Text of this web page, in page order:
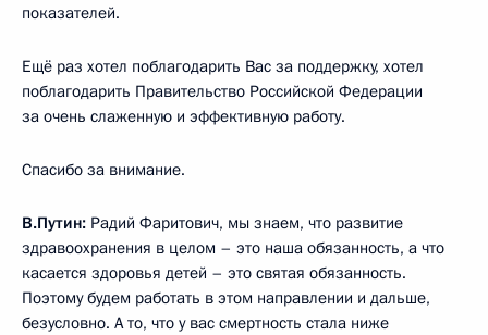
показателей.
Ещё раз хотел поблагодарить Вас за поддержку, хотел
поблагодарить Правительство Российской Федерации
за очень слаженную и эффективную работу.
Спасибо за внимание.
В.Путин: Радий Фаритович, мы знаем, что развитие
здравоохранения в целом – это наша обязанность, а что
касается здоровья детей – это святая обязанность.
Поэтому будем работать в этом направлении и дальше,
безусловно. А то, что у вас смертность стала ниже